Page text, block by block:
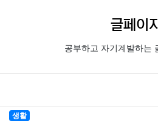
글페이지
공부하고 자기계발하는
생활